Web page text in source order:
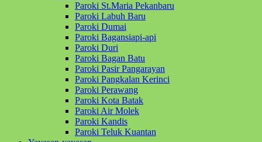
Paroki St.Maria Pekanbaru
Paroki Labuh Baru
Paroki Dumai
Paroki Bagansiapi-api
Paroki Duri
Paroki Bagan Batu
Paroki Pasir Pangarayan
Paroki Pangkalan Kerinci
Paroki Perawang
Paroki Kota Batak
Paroki Air Molek
Paroki Kandis
Paroki Teluk Kuantan